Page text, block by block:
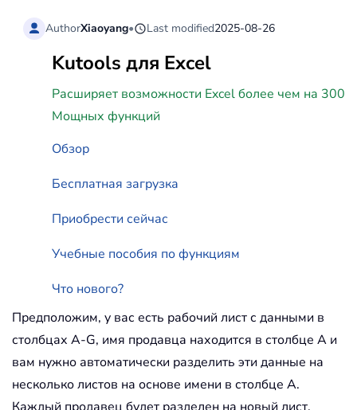
AuthorXiaoyang• Last modified2025-08-26
Kutools для Excel
Расширяет возможности Excel более чем на 300
Мощных функций
Обзор
Бесплатная загрузка
Приобрести сейчас
Учебные пособия по функциям
Что нового?
Предположим, у вас есть рабочий лист с данными в
столбцах A-G, имя продавца находится в столбце A и
вам нужно автоматически разделить эти данные на
несколько листов на основе имени в столбце A.